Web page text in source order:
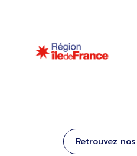
Retrouvez